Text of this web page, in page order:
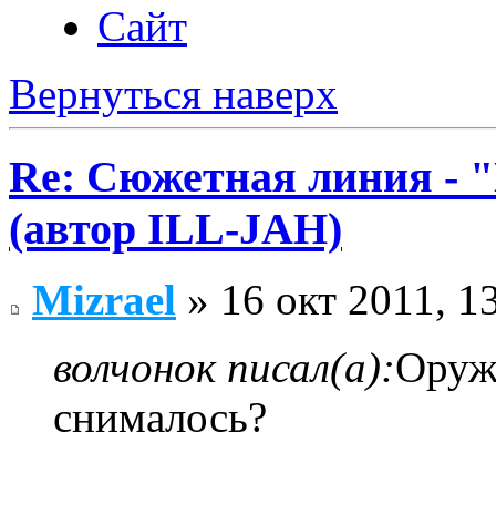
Сайт
Вернуться наверх
Re: Сюжетная линия -
(автор ILL-JAH)
Mizrael » 16 окт 2011,
волчонок писал(а):
снималось?